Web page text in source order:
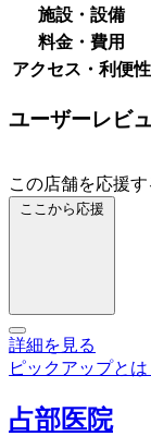
施設・設備
料金・費用
アクセス・利便性
ユーザーレビ
この店舗を応援す
ここから応援
詳細を見る
ピックアップとは
占部医院